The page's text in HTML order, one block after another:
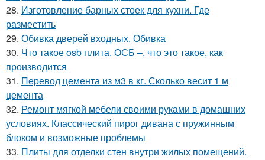
28. Изготовление барных стоек для кухни. Где
разместить
29. Обивка дверей входных. Обивка
30. Что такое osb плита. ОСБ –, что это такое, как
производится
31. Перевод цемента из м3 в кг. Сколько весит 1 м
цемента
32. Ремонт мягкой мебели своими руками в домашних
условиях. Классический пирог дивана с пружинным
блоком и возможные проблемы
33. Плиты для отделки стен внутри жилых помещений.